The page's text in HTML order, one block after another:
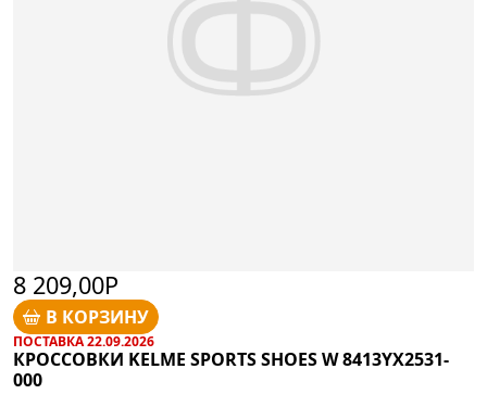
8 209,00Р
В КОРЗИНУ
ПОСТАВКА 22.09.2026
КРОССОВКИ KELME SPORTS SHOES W 8413YX2531-
000